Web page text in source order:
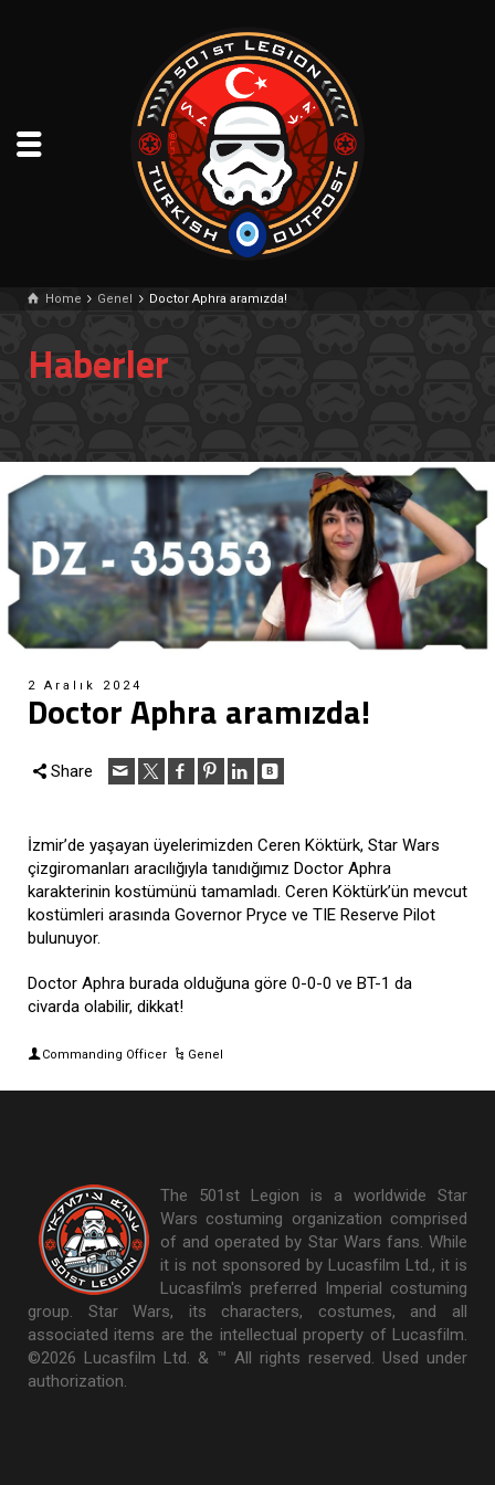
Home Genel Doctor Aphra aramızda!
Haberler
2 Aralık 2024
Doctor Aphra aramızda!
Share
İzmir’de yaşayan üyelerimizden Ceren Köktürk, Star Wars
çizgiromanları aracılığıyla tanıdığımız Doctor Aphra
karakterinin kostümünü tamamladı. Ceren Köktürk’ün mevcut
kostümleri arasında Governor Pryce ve TIE Reserve Pilot
bulunuyor.
Doctor Aphra burada olduğuna göre 0-0-0 ve BT-1 da
civarda olabilir, dikkat!
Commanding Officer Genel
The 501st Legion is a worldwide Star
Wars costuming organization comprised
of and operated by Star Wars fans. While
it is not sponsored by Lucasfilm Ltd., it is
Lucasfilm's preferred Imperial costuming
group. Star Wars, its characters, costumes, and all
associated items are the intellectual property of Lucasfilm.
©2026 Lucasfilm Ltd. & ™ All rights reserved. Used under
authorization.